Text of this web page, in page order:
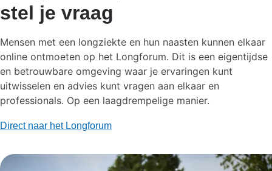
stel je vraag
Mensen met een longziekte en hun naasten kunnen elkaar
online ontmoeten op het Longforum. Dit is een eigentijdse
en betrouwbare omgeving waar je ervaringen kunt
uitwisselen en advies kunt vragen aan elkaar en
professionals.​ Op een laagdrempelige manier.
Direct naar het Longforum